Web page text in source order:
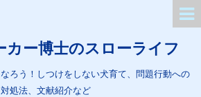
カー博士のスローライフ
ろう！しつけをしない犬育て、問題行動への
対処法、文献紹介など